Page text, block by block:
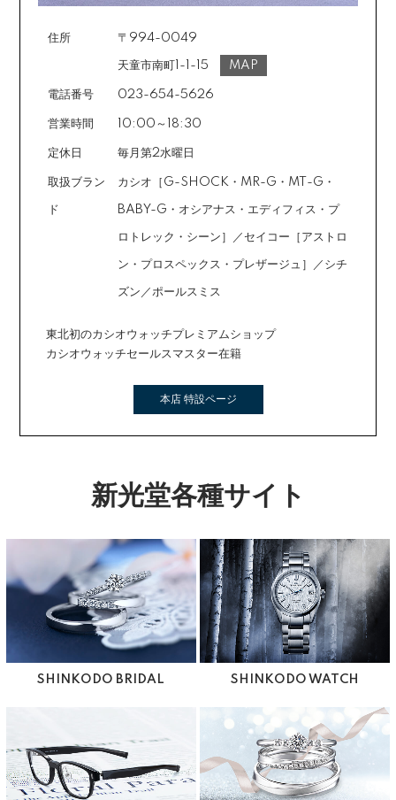
住所 〒994-0049
天童市南町1-1-15 MAP
電話番号 023-654-5626
営業時間 10:00～18:30
定休日 毎月第2水曜日
取扱ブラン
ド
カシオ［G-SHOCK・MR-G・MT-G・
BABY-G・オシアナス・エディフィス・プ
ロトレック・シーン］／セイコー［アストロ
ン・プロスペックス・プレザージュ］／シチ
ズン／ポールスミス
東北初のカシオウォッチプレミアムショップ
カシオウォッチセールスマスター在籍
本店 特設ページ
新光堂各種サイト
SHINKODO BRIDAL SHINKODO WATCH